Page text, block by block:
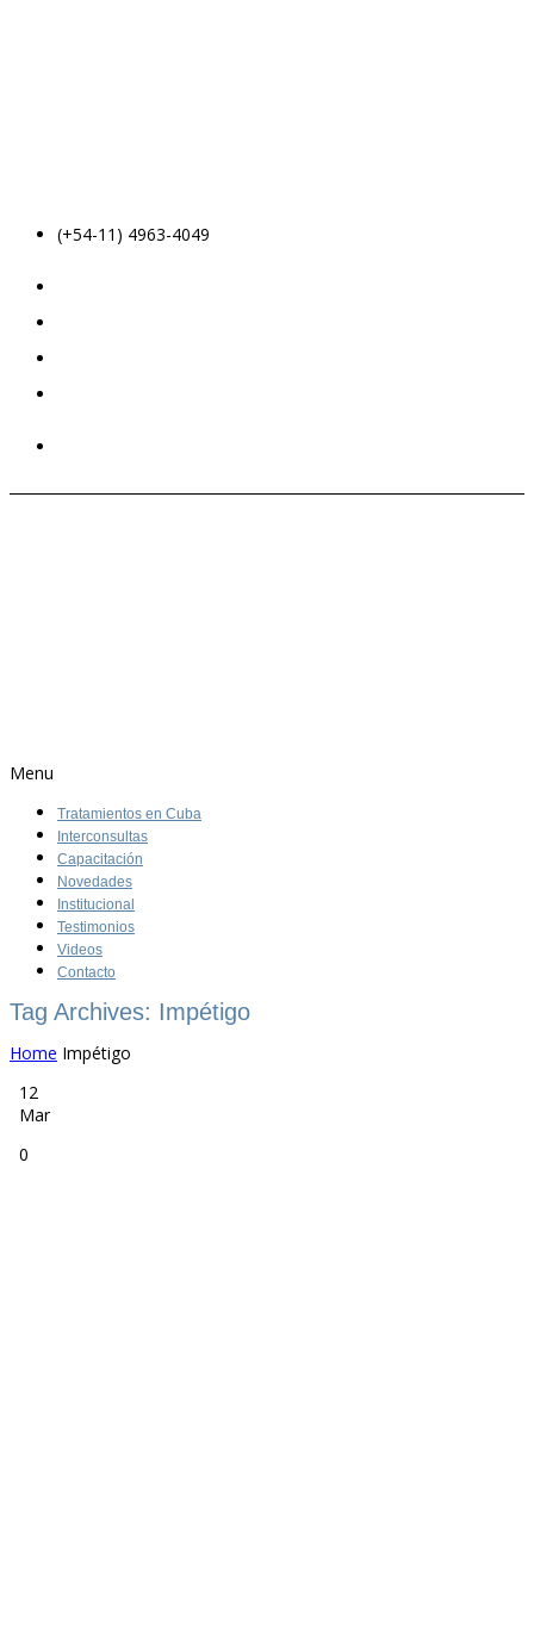
(+54-11) 4963-4049
Menu
Tratamientos en Cuba
Interconsultas
Capacitación
Novedades
Institucional
Testimonios
Videos
Contacto
Tag Archives: Impétigo
Home Impétigo
12
Mar
0